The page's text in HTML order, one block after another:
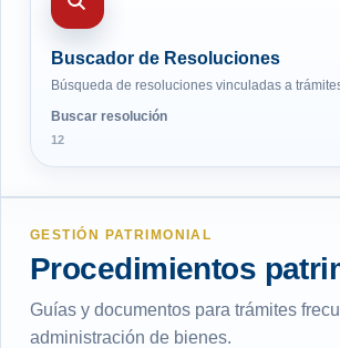
Buscador de Resoluciones
Búsqueda de resoluciones vinculadas a
Buscar resolución
12
GESTIÓN PATRIMONIAL
Procedimientos
Guías y documentos para trámites
administración de bienes.